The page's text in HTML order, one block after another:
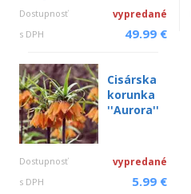
Dostupnosť vypredané
s DPH 49.99 €
Cisárska
korunka
''Aurora''
Dostupnosť vypredané
s DPH 5.99 €